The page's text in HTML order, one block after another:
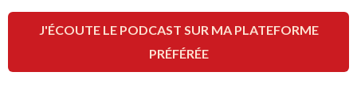
J'ÉCOUTE LE PODCAST SUR MA PLATEFORME
PRÉFÉRÉE